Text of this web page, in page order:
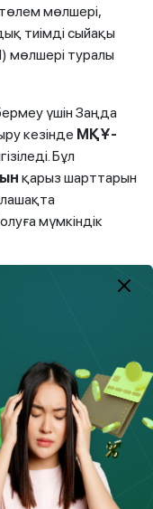
мөлшері,
тиімді сыйақы
мөлшері туралы
үшін Заңда
кезінде МҚҰ-
Бұл
қарыз шарттарын
мүмкіндік
айыпақы
басқа
бойынша
үй